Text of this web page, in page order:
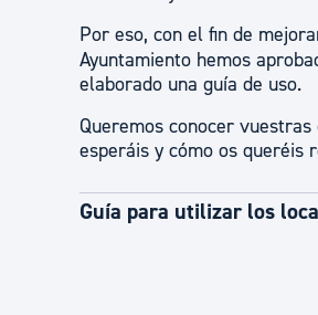
Por eso, con el fin de
Ayuntamiento hemos
elaborado una guía de uso.
Queremos conocer
esperáis y cómo os queréis
Guía para utilizar los